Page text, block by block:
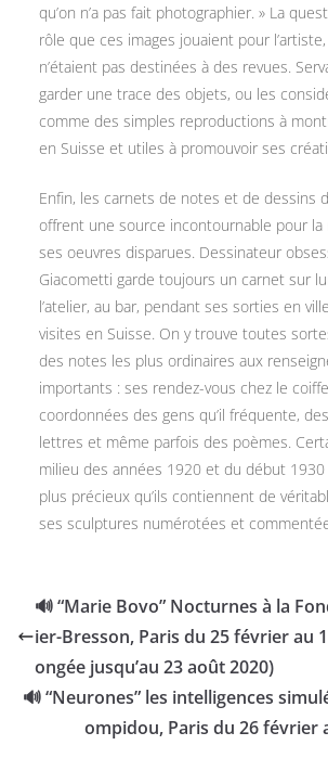
qu’on n’a pas fait photographier. » La
rôle que ces images jouaient pour l’artiste,
n’étaient pas destinées à des revues.
garder une trace des objets, ou les
comme des simples reproductions à
en Suisse et utiles à promouvoir ses
Enfin, les carnets de notes et de dessins
offrent une source incontournable pour
ses oeuvres disparues. Dessinateur
Giacometti garde toujours un carnet sur
l’atelier, au bar, pendant ses sorties en
visites en Suisse. On y trouve toutes
des notes les plus ordinaires aux
importants : ses rendez-vous chez le
coordonnées des gens qu’il fréquente,
lettres et même parfois des poèmes.
milieu des années 1920 et du début 1930
plus précieux qu’ils contiennent de
ses sculptures numérotées et
🔊 “Marie Bovo” Nocturnes à la
ier-Bresson, Paris du 25 février au
ongée jusqu’au 23 août 2020)
🔊 “Neurones” les intelligences
ompidou, Paris du 26 février